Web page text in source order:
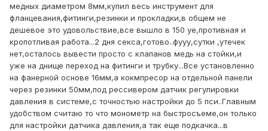
медных диаметром 8мм,купил весь инструмент для
фланцевания,фитинги,резинки и прокладки,в общем не
дешевое это удовольствие,все вышло в 150 уе,противная и
кропотливая работа...2 дня секса,готово..фууу,сутки ,утечек
нет,осталось вывести просто с клапанов медь на стойки,и
уже на днище переход на фитинги и трубку...Все установленно
на фанерной основе 16мм,а кокмпресор на отдельной панели
через резинки 50мм,под рессивером датчик регулировки
давления в системе,с точностью настройки до 5 пси..Главным
удобством считаю то что монометр на быстросъеме,он только
для настройки датчика давления,а так еще подкачка...в